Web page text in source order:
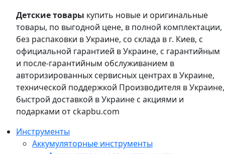
Детские товары купить новые и оригинальные
товары, по выгодной цене, в полной комплектации,
без распаковки в Украине, со склада в г. Киев, с
официальной гарантией в Украине, с гарантийным
и после-гарантийным обслуживанием в
авторизированных сервисных центрах в Украине,
технической поддержкой Производителя в Украине,
быстрой доставкой в Украине с акциями и
подарками от ckapbu.com
Инструменты
Аккумуляторные инструменты